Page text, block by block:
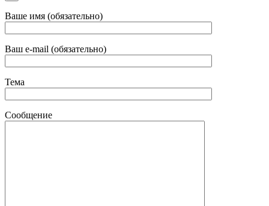
Ваше имя (обязательно)
Ваш e-mail (обязательно)
Тема
Сообщение